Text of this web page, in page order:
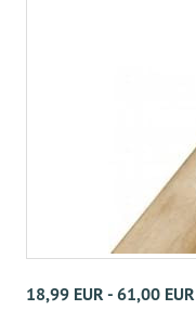
18,99 EUR - 61,00 EUR